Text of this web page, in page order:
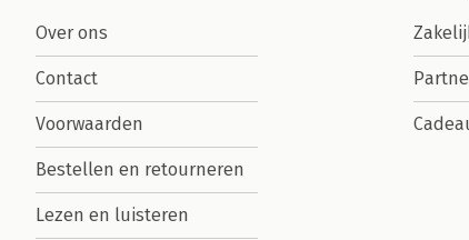
Over ons
Contact
Voorwaarden
Bestellen en retourneren
Lezen en luisteren